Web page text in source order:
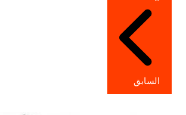
المقالات
السابق